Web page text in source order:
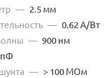
— 2.5 мм
— 0.62 А/Вт
— 900 нм
пФ
— > 100 МОм